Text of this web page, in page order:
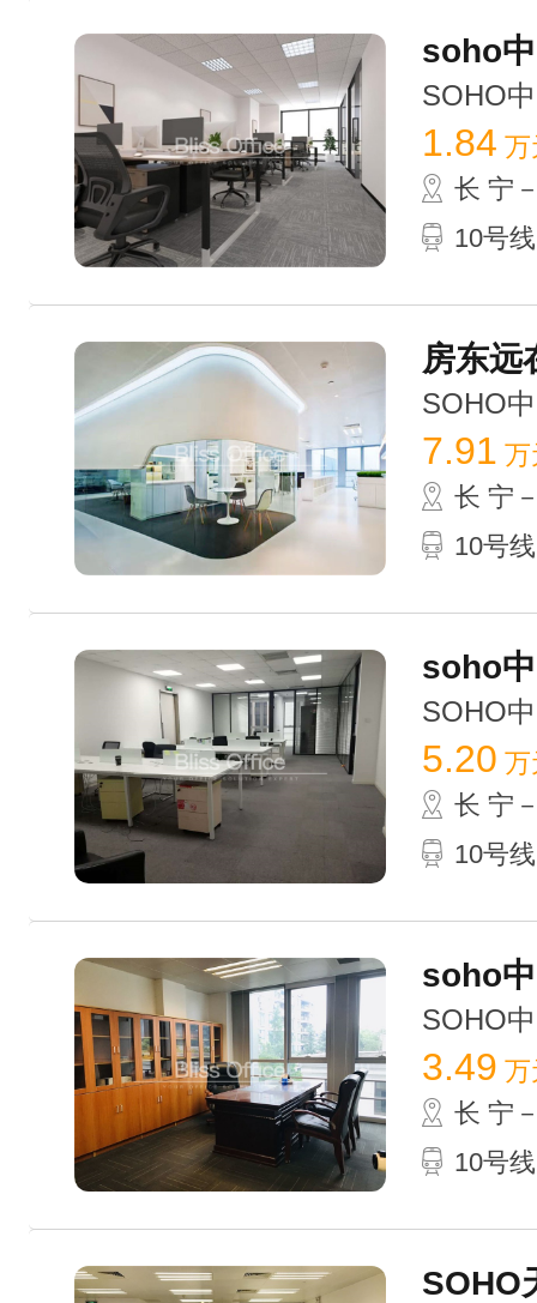
soho
SOHO
1.84 万
长 宁
10号
房东远
SOHO
7.91 万
长 宁
10号
soho
SOHO
5.20 万
长 宁
10号
soho
SOHO
3.49 万
长 宁
10号
SOHO